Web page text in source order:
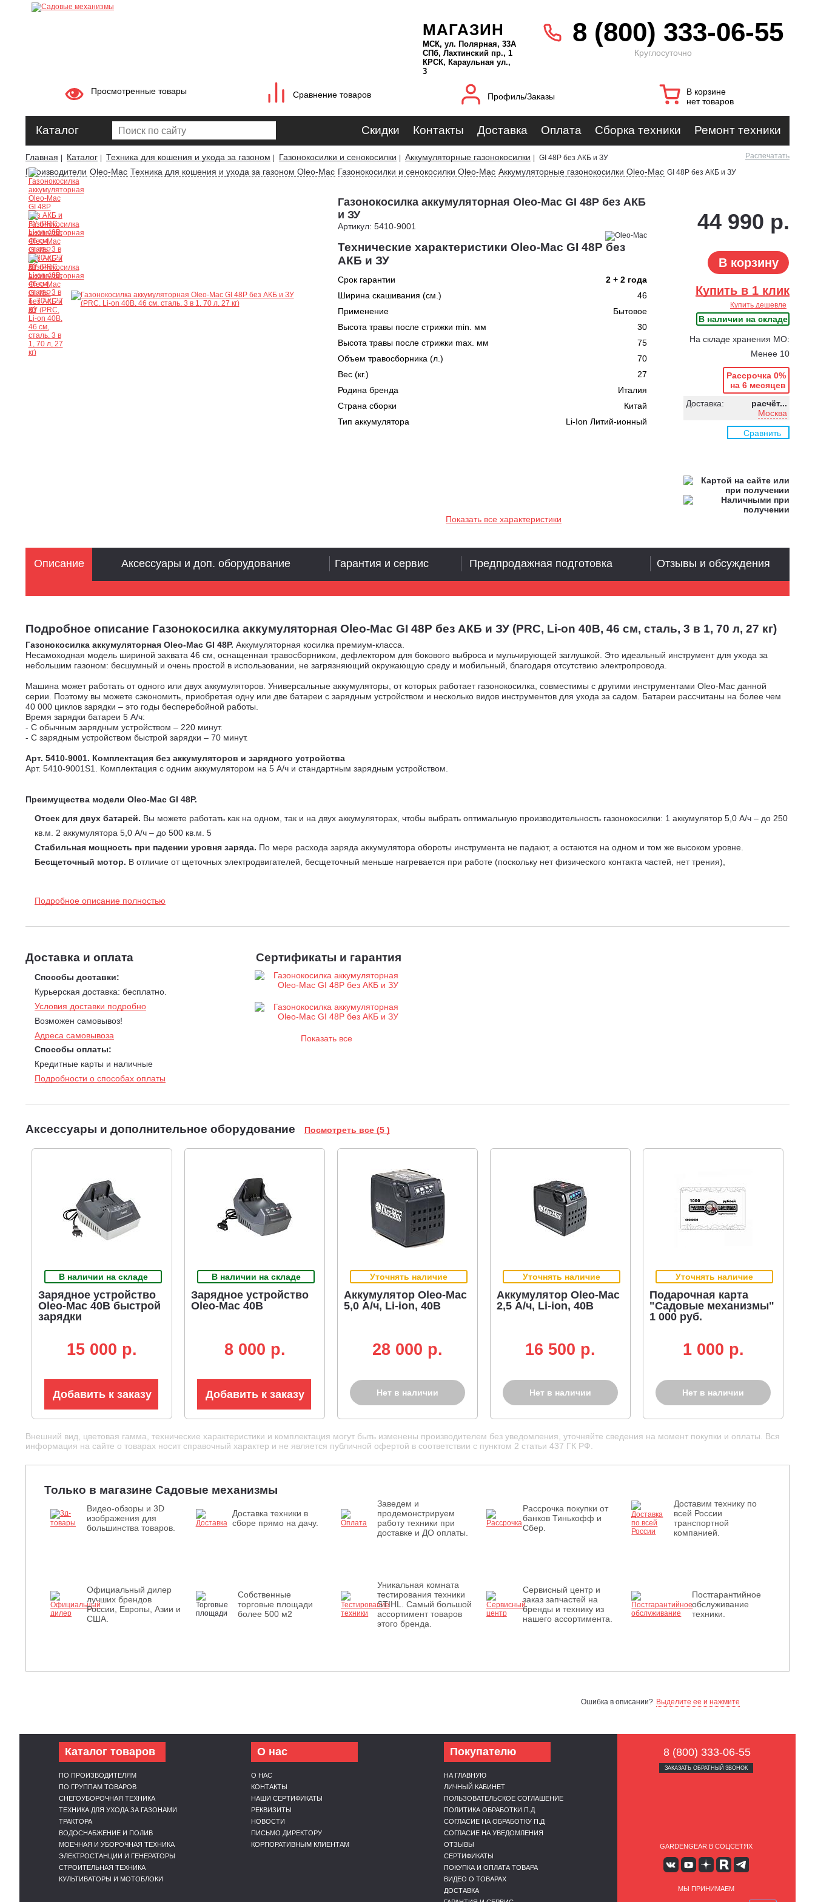
МАГАЗИН
МСК, ул. Полярная, 33А
СПб, Лахтинский пр., 1
КРСК, Караульная ул.,
3
8 (800) 333-06-55
Круглосуточно
Просмотренные товары Сравнение товаров Профиль/Заказы
В корзине
нет товаров
Каталог Скидки Контакты Доставка Оплата Сборка техники Ремонт техники
Главная Каталог Техника для кошения и ухода за газоном Газонокосилки и сенокосилки Аккумуляторные газонокосилки GI 48P без АКБ и ЗУ Распечатать
Производители Oleo-Mac Техника для кошения и ухода за газоном Oleo-Mac Газонокосилки и сенокосилки Oleo-Mac Аккумуляторные газонокосилки Oleo-Mac GI 48P без АКБ и ЗУ
Газонокосилка аккумуляторная Oleo-Mac GI 48P без АКБ
и ЗУ
Артикул: 5410-9001
Технические характеристики Oleo-Mac GI 48P без
АКБ и ЗУ
Срок гарантии
2 + 2 года
Ширина скашивания (см.)
46
Применение
Бытовое
Высота травы после стрижки min. мм
30
Высота травы после стрижки max. мм
75
Объем травосборника (л.)
70
Вес (кг.)
27
Родина бренда
Италия
Страна сборки
Китай
Тип аккумулятора
Li-Ion Литий-ионный
Показать все характеристики
44 990 р.
В корзину
Купить в 1 клик
Купить дешевле
В наличии на складе
На складе хранения МО:
Менее 10
Рассрочка 0%
на 6 месяцев
Доставка:
расчёт...
Москва
Сравнить
Подробное описание Газонокосилка аккумуляторная Oleo-Mac GI 48P без АКБ и ЗУ (PRC, Li-on 40В, 46 см, сталь, 3 в 1, 70 л, 27 кг)
Газонокосилка аккумуляторная Oleo-Mac GI 48P. Аккумуляторная косилка премиум-класса.
Несамоходная модель шириной захвата 46 см, оснащенная травосборником, дефлектором для бокового выброса и мульчирующей заглушкой. Это идеальный инструмент для ухода за
небольшим газоном: бесшумный и очень простой в использовании, не загрязняющий окружающую среду и мобильный, благодаря отсутствию электропровода.
Машина может работать от одного или двух аккумуляторов. Универсальные аккумуляторы, от которых работает газонокосилка, совместимы с другими инструментами Oleo-Mac данной
серии. Поэтому вы можете сэкономить, приобретая одну или две батареи с зарядным устройством и несколько видов инструментов для ухода за садом. Батареи рассчитаны на более чем
40 000 циклов зарядки – это годы бесперебойной работы.
Время зарядки батареи 5 А/ч:
- С обычным зарядным устройством – 220 минут.
- С зарядным устройством быстрой зарядки – 70 минут.
Арт. 5410-9001. Комплектация без аккумуляторов и зарядного устройства
Арт. 5410-9001S1. Комплектация с одним аккумулятором на 5 А/ч и стандартным зарядным устройством.
Преимущества модели Oleo-Mac GI 48P.
Отсек для двух батарей. Вы можете работать как на одном, так и на двух аккумуляторах, чтобы выбрать оптимальную производительность газонокосилки: 1 аккумулятор 5,0 А/ч – до 250
кв.м. 2 аккумулятора 5,0 А/ч – до 500 кв.м. 5
Стабильная мощность при падении уровня заряда. По мере расхода заряда аккумулятора обороты инструмента не падают, а остаются на одном и том же высоком уровне.
Бесщеточный мотор. В отличие от щеточных электродвигателей, бесщеточный меньше нагревается при работе (поскольку нет физического контакта частей, нет трения),
Центральная регулировка высоты стрижки. Высота стрижки устанавливается без усилий, при помощи одного подпружиненного рычага, одновременно по всем 4 колесам.
оптимально косить с боковым выбросом, а мульчирование может использоваться при частой стрижке травы.
Увеличенные задние колеса.
Благодаря конструкции, при которой задние колеса имеют больший диаметр, чем передние, машина легче проходит небольшие неровности газона.
Вес изделия указан без учета аккумуляторов.
Подробное описание полностью
Доставка и оплата
Способы доставки:
Курьерская доставка: бесплатно.
Условия доставки подробно
Возможен самовывоз!
Адреса самовывоза
Способы оплаты:
Кредитные карты и наличные
Подробности о способах оплаты
Сертификаты и гарантия
Показать все
Аксессуары и дополнительное оборудование Посмотреть все (5 )
В наличии на складе
Зарядное устройство
Oleo-Mac 40В быстрой
зарядки
15 000 p.
Добавить к заказу
В наличии на складе
Зарядное устройство
Oleo-Mac 40В
8 000 p.
Добавить к заказу
Уточнять наличие
Аккумулятор Oleo-Mac
5,0 А/ч, Li-ion, 40В
28 000 p.
Нет в наличии
Уточнять наличие
Аккумулятор Oleo-Mac
2,5 А/ч, Li-ion, 40В
16 500 p.
Нет в наличии
Уточнять наличие
Подарочная карта
"Садовые механизмы"
1 000 руб.
1 000 p.
Нет в наличии
Описание Аксессуары и доп. оборудование Гарантия и сервис Предпродажная подготовка Отзывы и обсуждения
Внешний вид, цветовая гамма, технические характеристики и комплектация могут быть изменены производителем без уведомления, уточняйте сведения на момент покупки и оплаты. Вся
информация на сайте о товарах носит справочный характер и не является публичной офертой в соответствии с пунктом 2 статьи 437 ГК РФ.
Только в магазине Садовые механизмы
Видео-обзоры и 3D
изображения для
большинства товаров.
Доставка техники в
сборе прямо на дачу.
Заведем и
продемонстрируем
работу техники при
доставке и ДО оплаты.
Рассрочка покупки от
банков Тинькофф и
Сбер.
Доставим технику по
всей России
транспортной
компанией.
Официальный дилер
лучших брендов
России, Европы, Азии и
США.
Собственные
торговые площади
более 500 м2
Уникальная комната
тестирования техники
STIHL. Самый большой
ассортимент товаров
этого бренда.
Сервисный центр и
заказ запчастей на
бренды и технику из
нашего ассортимента.
Постгарантийное
обслуживание
техники.
Ошибка в описании? Выделите ее и нажмите
Каталог товаров
ПО ПРОИЗВОДИТЕЛЯМ
ПО ГРУППАМ ТОВАРОВ
СНЕГОУБОРОЧНАЯ ТЕХНИКА
ТЕХНИКА ДЛЯ УХОДА ЗА ГАЗОНАМИ
ТРАКТОРА
ВОДОСНАБЖЕНИЕ И ПОЛИВ
МОЕЧНАЯ И УБОРОЧНАЯ ТЕХНИКА
ЭЛЕКТРОСТАНЦИИ И ГЕНЕРАТОРЫ
СТРОИТЕЛЬНАЯ ТЕХНИКА
КУЛЬТИВАТОРЫ И МОТОБЛОКИ
О нас
О НАС
КОНТАКТЫ
НАШИ СЕРТИФИКАТЫ
РЕКВИЗИТЫ
НОВОСТИ
ПИСЬМО ДИРЕКТОРУ
КОРПОРАТИВНЫМ КЛИЕНТАМ
Покупателю
НА ГЛАВНУЮ
ЛИЧНЫЙ КАБИНЕТ
ПОЛЬЗОВАТЕЛЬСКОЕ СОГЛАШЕНИЕ
ПОЛИТИКА ОБРАБОТКИ П.Д
СОГЛАСИЕ НА ОБРАБОТКУ П.Д
СОГЛАСИЕ НА УВЕДОМЛЕНИЯ
ОТЗЫВЫ
СЕРТИФИКАТЫ
ПОКУПКА И ОПЛАТА ТОВАРА
ВИДЕО О ТОВАРАХ
ДОСТАВКА
8 (800) 333-06-55
ЗАКАЗАТЬ ОБРАТНЫЙ ЗВОНОК
GARDENGEAR В СОЦСЕТЯХ
МЫ ПРИНИМАЕМ